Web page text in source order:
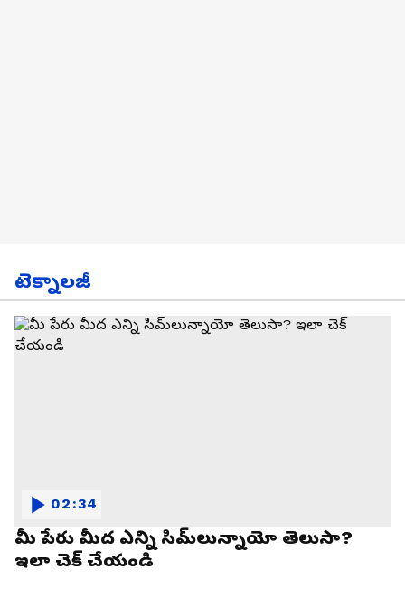
టెక్నాలజీ
మీ పేరు మీద ఎన్ని సిమ్‌లున్నాయో తెలుసా?
ఇలా చెక్ చేయండి
02:34